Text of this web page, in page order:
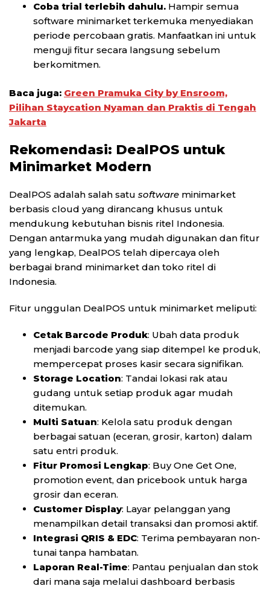
Coba trial terlebih dahulu. Hampir semua
software minimarket terkemuka menyediakan
periode percobaan gratis. Manfaatkan ini untuk
menguji fitur secara langsung sebelum
berkomitmen.
Baca juga: Green Pramuka City by Ensroom,
Pilihan Staycation Nyaman dan Praktis di Tengah
Jakarta
Rekomendasi: DealPOS untuk
Minimarket Modern
DealPOS adalah salah satu software minimarket
berbasis cloud yang dirancang khusus untuk
mendukung kebutuhan bisnis ritel Indonesia.
Dengan antarmuka yang mudah digunakan dan fitur
yang lengkap, DealPOS telah dipercaya oleh
berbagai brand minimarket dan toko ritel di
Indonesia.
Fitur unggulan DealPOS untuk minimarket meliputi:
Cetak Barcode Produk: Ubah data produk
menjadi barcode yang siap ditempel ke produk,
mempercepat proses kasir secara signifikan.
Storage Location: Tandai lokasi rak atau
gudang untuk setiap produk agar mudah
ditemukan.
Multi Satuan: Kelola satu produk dengan
berbagai satuan (eceran, grosir, karton) dalam
satu entri produk.
Fitur Promosi Lengkap: Buy One Get One,
promotion event, dan pricebook untuk harga
grosir dan eceran.
Customer Display: Layar pelanggan yang
menampilkan detail transaksi dan promosi aktif.
Integrasi QRIS & EDC: Terima pembayaran non-
tunai tanpa hambatan.
Laporan Real-Time: Pantau penjualan dan stok
dari mana saja melalui dashboard berbasis